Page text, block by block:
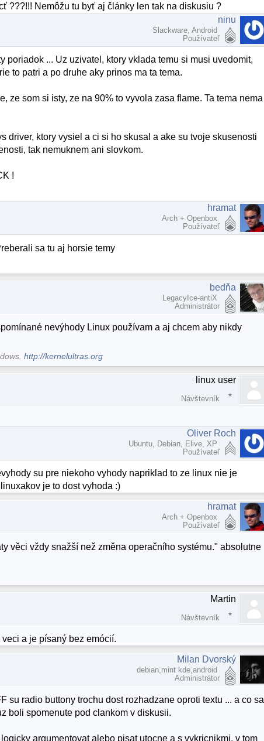
???!!! Nemôžu tu byť aj články len tak na diskusiu ?
ninu
Slackware, Android
Používateľ
poriadok ... Uz uzivatel, ktory vklada temu si musi uvedomit,
to patri a po druhe aky prinos ma ta tema.
ze som si isty, ze na 90% to vyvola zasa flame. Ta tema nema
driver, ktory vysiel a ci si ho skusal a ake su tvoje skusenosti
tak nemuknem ani slovkom.
!
hramat
Arch + Openbox
Používateľ
sa tu aj horsie temy
bedňa
LegacyIce-antiX
Administrátor
nevýhody Linux používam a aj chcem aby nikdy
http://kernelultras.org
linux user
Návštevník
Oliver Roch
Ubuntu, Debian, Elive, XP
Používateľ
su pre niekoho vyhody napriklad to ze linux nie je
je to dost vyhoda :)
hramat
Arch + Openbox
Používateľ
věci vždy snažší než změna operačního systému." absolutne
Martin
Návštevník
a je písaný bez emócií.
Milan Dvorský
debian,mint kde,android
Administrátor
su radio buttony trochu dost rozhadzane oproti textu ... a co sa
boli spomenute pod clankom v diskusii.
argumentovat alebo pisat utocne a s vykricnikmi. v tom